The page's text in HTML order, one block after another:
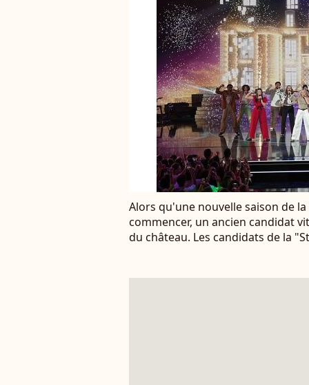
Alors qu'une nouvelle saison de
commencer, un ancien candidat
du château. Les candidats de la